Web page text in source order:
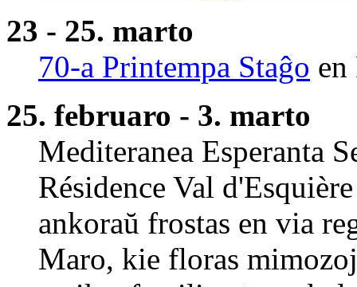
23 - 25. marto
70-a Printempa Staĝo en
25. februaro - 3. marto
Mediteranea Esperanta
Résidence Val
ankoraŭ frostas en via
Maro, kie floras